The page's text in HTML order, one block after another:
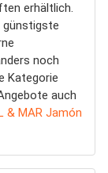
erhältlich.
günstigste
noch
Kategorie
auch
& MAR Jamón